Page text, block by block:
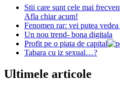
Stii care sunt cele mai
Afla chiar acum!
Fenomen rar: vei putea
Un nou trend- bona digitala
Profit pe o piata de capital
Tabara cu iz sexual…?
Ultimele articole